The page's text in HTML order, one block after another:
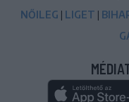
NŐILEG | LIGET |